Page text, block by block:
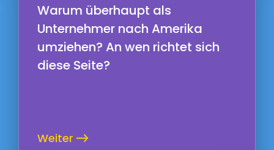
Warum überhaupt als
Unternehmer nach Amerika
umziehen? An wen richtet sich
diese Seite?
Weiter